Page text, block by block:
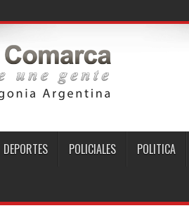
DEPORTES POLICIALES POLITICA